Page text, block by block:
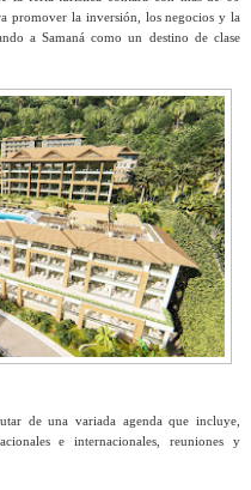
promover la inversión, los negocios y la
a Samaná como un destino de clase
de una variada agenda que incluye,
e internacionales, reuniones y